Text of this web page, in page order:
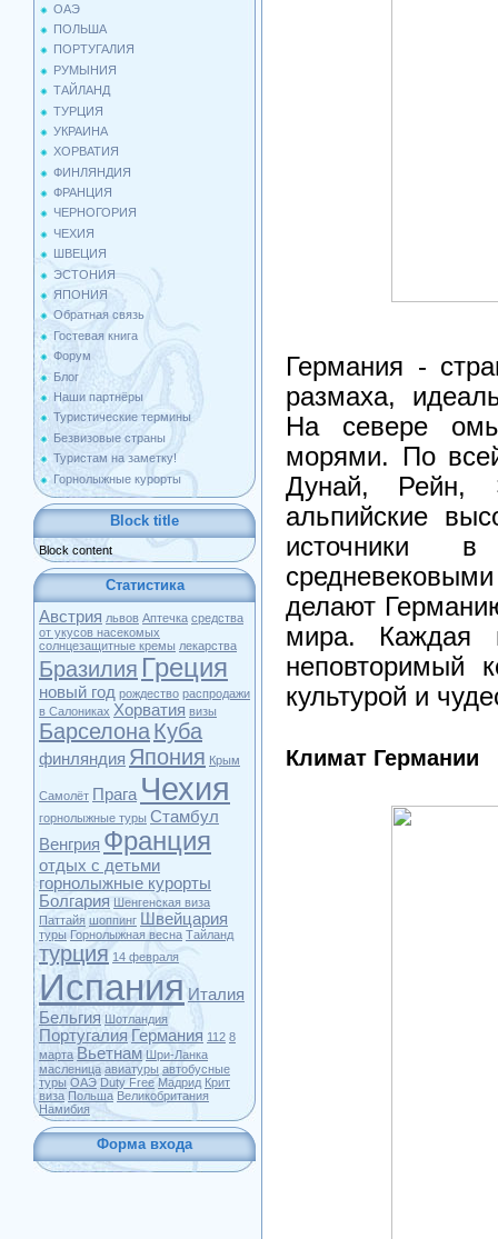
ОАЭ
ПОЛЬША
ПОРТУГАЛИЯ
РУМЫНИЯ
ТАЙЛАНД
ТУРЦИЯ
УКРАИНА
ХОРВАТИЯ
ФИНЛЯНДИЯ
ФРАНЦИЯ
ЧЕРНОГОРИЯ
ЧЕХИЯ
ШВЕЦИЯ
ЭСТОНИЯ
ЯПОНИЯ
Обратная связь
Гостевая книга
Форум
Блог
Наши партнёры
Туристические термины
Безвизовые страны
Туристам на заметку!
Горнолыжные курорты
Block title
Block content
Статистика
Австрия львов Аптечка средства
от укусов насекомых
солнцезащитные кремы лекарства
Бразилия Греция
новый год рождество распродажи
в Салониках Хорватия визы
БарселонаКуба
финляндия Япония Крым
Самолёт Прага Чехия
горнолыжные туры Стамбул
Венгрия Франция
отдых с детьми
горнолыжные курорты
Болгария Шенгенская виза
Паттайя шоппинг Швейцария
туры Горнолыжная весна Тайланд
турция 14 февраля
Испания Италия
Бельгия Шотландия
Португалия Германия 112 8
марта Вьетнам Шри-Ланка
масленица авиатуры автобусные
туры ОАЭ Duty Free Мадрид Крит
виза Польша Великобритания
Намибия
Форма входа
Германия -
размаха,
На севере
морями. По
Дунай, Рейн,
альпийские
источники
делают
мира. Каждая
неповторимый
культурой и
Климат Германии